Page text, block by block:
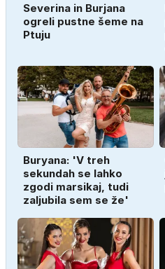
Severina in Burjana
ogreli pustne šeme na
Ptuju
Buryana: 'V treh
sekundah se lahko
zgodi marsikaj, tudi
zaljubila sem se že'